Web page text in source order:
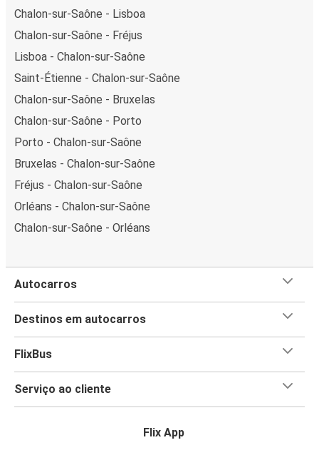
Chalon-sur-Saône - Lisboa
Chalon-sur-Saône - Fréjus
Lisboa - Chalon-sur-Saône
Saint-Étienne - Chalon-sur-Saône
Chalon-sur-Saône - Bruxelas
Chalon-sur-Saône - Porto
Porto - Chalon-sur-Saône
Bruxelas - Chalon-sur-Saône
Fréjus - Chalon-sur-Saône
Orléans - Chalon-sur-Saône
Chalon-sur-Saône - Orléans
Autocarros
Destinos em autocarros
FlixBus
Serviço ao cliente
Flix App